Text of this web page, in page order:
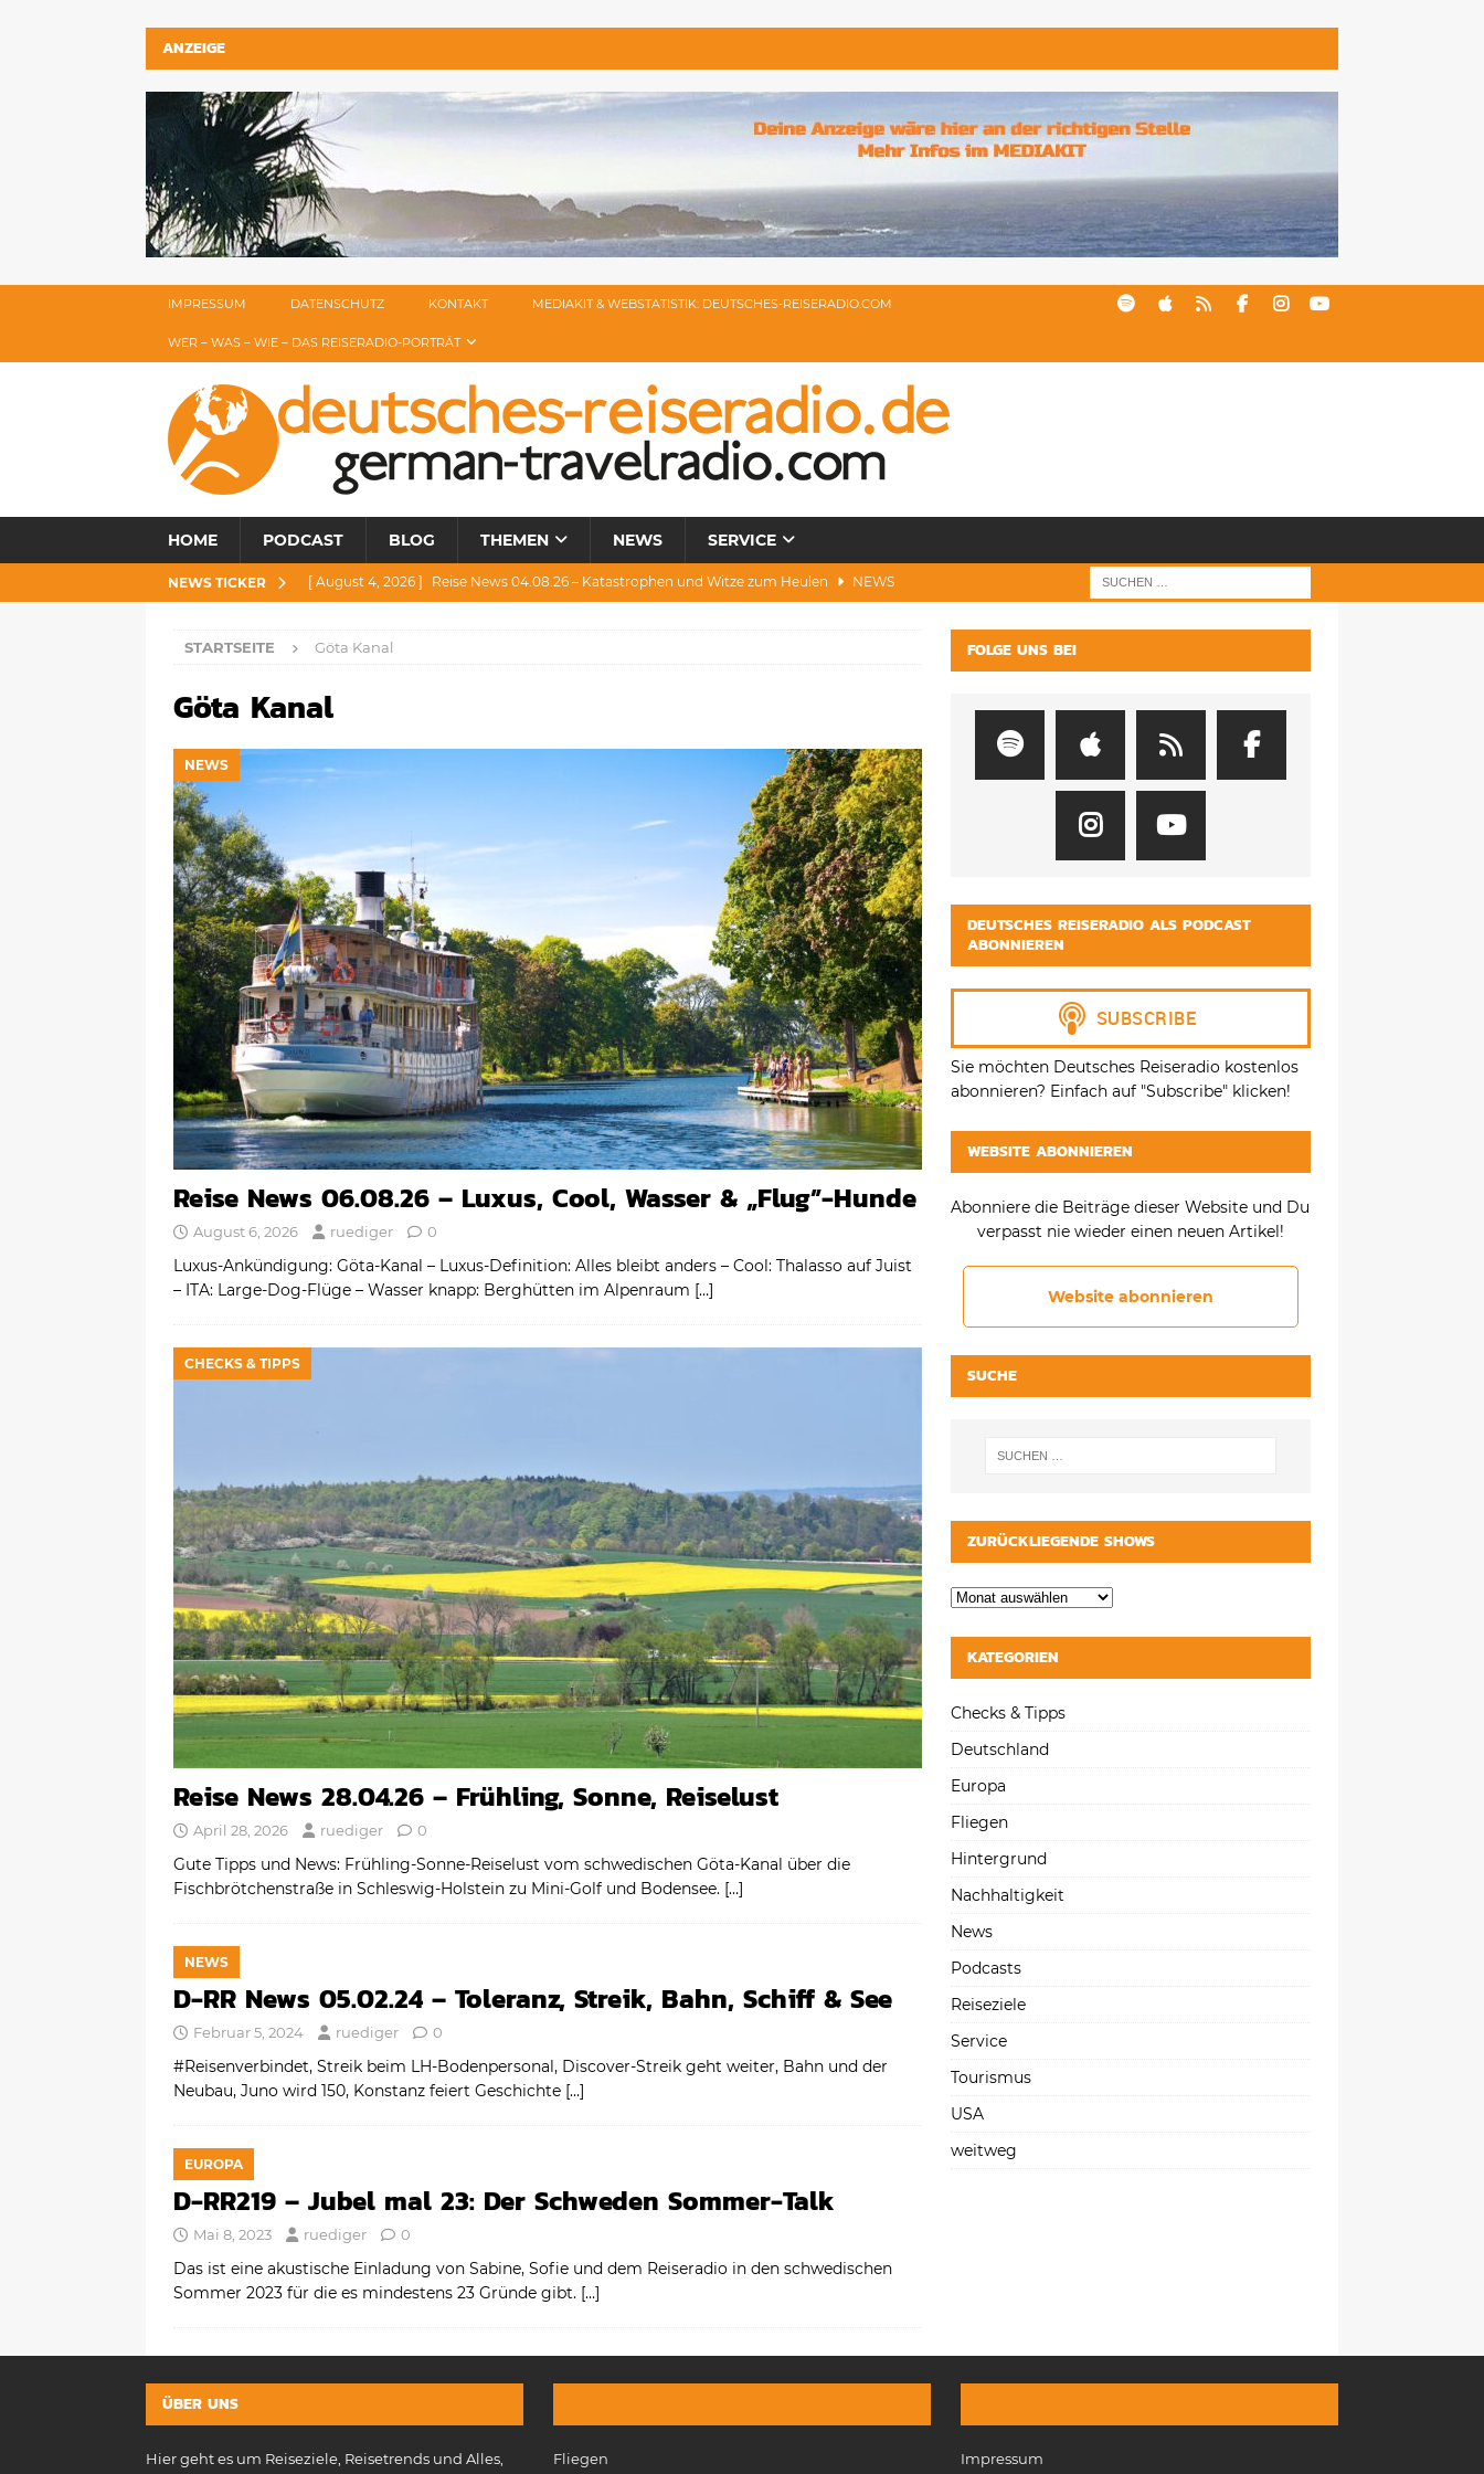
ANZEIGE
IMPRESSUM DATENSCHUTZ KONTAKT MEDIAKIT & WEBSTATISTIK: DEUTSCHES-REISERADIO.COM
WER – WAS – WIE – DAS REISERADIO-PORTRÄT
HOME PODCAST BLOG THEMEN NEWS SERVICE
NEWS TICKER [ August 4, 2026 ] Reise News 04.08.26 – Katastrophen und Witze zum Heulen NEWS
[ Juli 28, 2026 ]
[ Juli 23, 2026 ]
STARTSEITE Göta Kanal
Göta Kanal
NEWS
Reise News 06.08.26 – Luxus, Cool, Wasser & „Flug”-Hunde
August 6, 2026 ruediger 0
Luxus-Ankündigung: Göta-Kanal – Luxus-Definition: Alles bleibt anders – Cool: Thalasso auf Juist
– ITA: Large-Dog-Flüge – Wasser knapp: Berghütten im Alpenraum […]
CHECKS & TIPPS
Reise News 28.04.26 – Frühling, Sonne, Reiselust
April 28, 2026 ruediger 0
Gute Tipps und News: Frühling-Sonne-Reiselust vom schwedischen Göta-Kanal über die
Fischbrötchenstraße in Schleswig-Holstein zu Mini-Golf und Bodensee. […]
NEWS
D-RR News 05.02.24 – Toleranz, Streik, Bahn, Schiff & See
Februar 5, 2024 ruediger 0
#Reisenverbindet, Streik beim LH-Bodenpersonal, Discover-Streik geht weiter, Bahn und der
Neubau, Juno wird 150, Konstanz feiert Geschichte […]
EUROPA
D-RR219 – Jubel mal 23: Der Schweden Sommer-Talk
Mai 8, 2023 ruediger 0
Das ist eine akustische Einladung von Sabine, Sofie und dem Reiseradio in den schwedischen
Sommer 2023 für die es mindestens 23 Gründe gibt. […]
FOLGE UNS BEI
DEUTSCHES REISERADIO ALS PODCAST
ABONNIEREN
Sie möchten Deutsches Reiseradio kostenlos
abonnieren? Einfach auf "Subscribe" klicken!
WEBSITE ABONNIEREN
Abonniere die Beiträge dieser Website und Du
verpasst nie wieder einen neuen Artikel!
Website abonnieren
SUCHE
ZURÜCKLIEGENDE SHOWS
KATEGORIEN
Checks & Tipps
Deutschland
Europa
Fliegen
Hintergrund
Nachhaltigkeit
News
Podcasts
Reiseziele
Service
Tourismus
USA
weitweg
ÜBER UNS
Hier geht es um Reiseziele, Reisetrends und Alles,
Fliegen Impressum